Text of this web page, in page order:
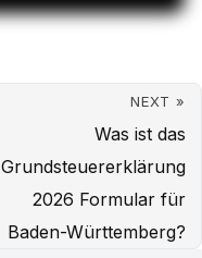
NEXT »
Was ist das
Grundsteuererklärung
2026 Formular für
Baden-Württemberg?